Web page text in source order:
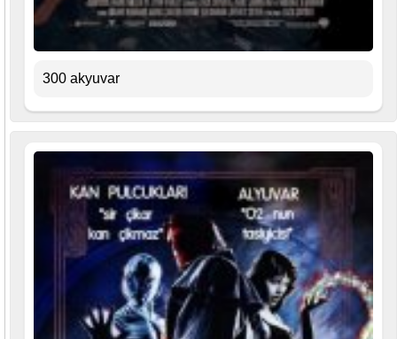
300 akyuvar